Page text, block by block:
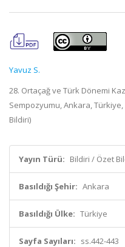
Yavuz S.
28. Ortaçağ ve Türk Dönemi
Sempozyumu, Ankara, Türkiye,
Bildiri)
Yayın Türü: Bildiri / Özet
Basıldığı Şehir: Ankara
Basıldığı Ülke: Türkiye
Sayfa Sayıları: ss.442-443